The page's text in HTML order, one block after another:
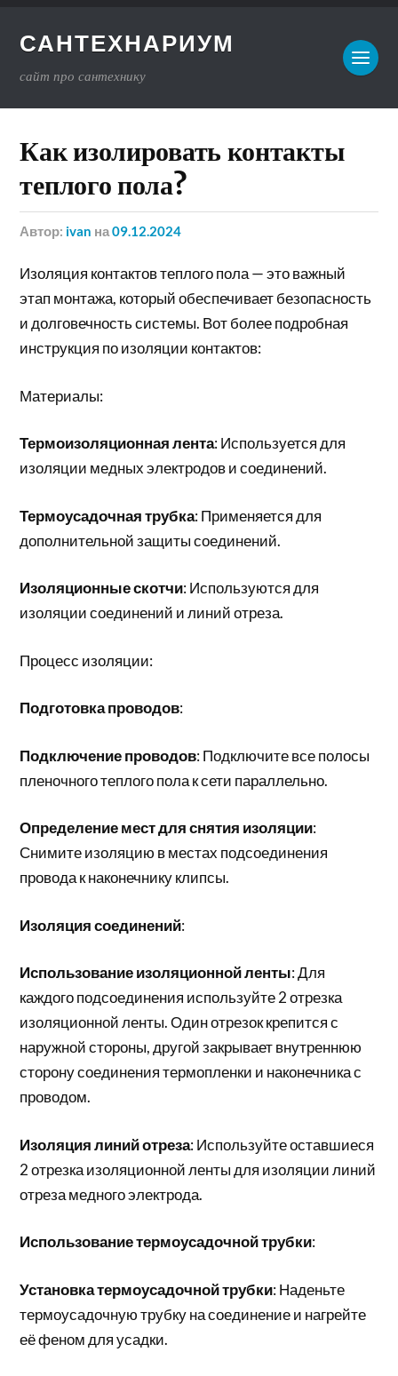
САНТЕХНАРИУМ
сайт про сантехнику
Как изолировать контакты
теплого пола?
Автор: ivan на09.12.2024
Изоляция контактов теплого пола — это важный
этап монтажа, который обеспечивает безопасность
и долговечность системы. Вот более подробная
инструкция по изоляции контактов:
Материалы:
Термоизоляционная лента: Используется для
изоляции медных электродов и соединений.
Термоусадочная трубка: Применяется для
дополнительной защиты соединений.
Изоляционные скотчи: Используются для
изоляции соединений и линий отреза.
Процесс изоляции:
Подготовка проводов:
Подключение проводов: Подключите все полосы
пленочного теплого пола к сети параллельно.
Определение мест для снятия изоляции:
Снимите изоляцию в местах подсоединения
провода к наконечнику клипсы.
Изоляция соединений:
Использование изоляционной ленты: Для
каждого подсоединения используйте 2 отрезка
изоляционной ленты. Один отрезок крепится с
наружной стороны, другой закрывает внутреннюю
сторону соединения термопленки и наконечника с
проводом.
Изоляция линий отреза: Используйте оставшиеся
2 отрезка изоляционной ленты для изоляции линий
отреза медного электрода.
Использование термоусадочной трубки:
Установка термоусадочной трубки: Наденьте
термоусадочную трубку на соединение и нагрейте
её феном для усадки.